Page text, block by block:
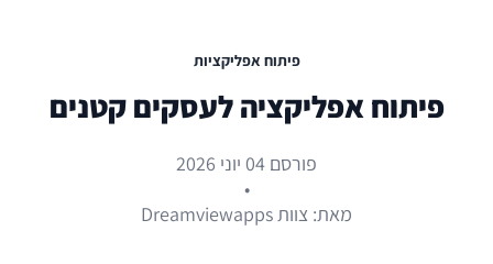
פיתוח אפליקציות
פיתוח אפליקציה לעסקים קטנים
פורסם 04 יוני 2026
•
מאת: צוות Dreamviewapps